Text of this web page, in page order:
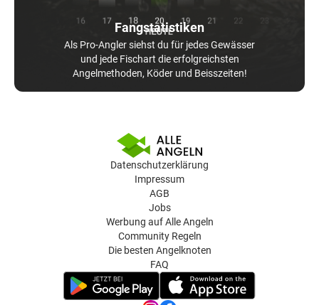
Fangstatistiken
Als Pro-Angler siehst du für jedes Gewässer
und jede Fischart die erfolgreichsten
Angelmethoden, Köder und Beisszeiten!
Datenschutzerklärung
Impressum
AGB
Jobs
Werbung auf Alle Angeln
Community Regeln
Die besten Angelknoten
FAQ